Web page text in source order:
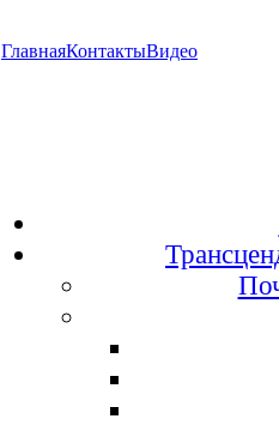
ГлавнаяКонтактыВидео